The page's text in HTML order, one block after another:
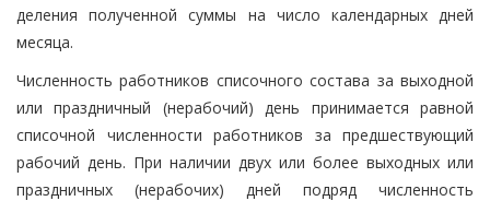
деления полученной суммы на число календарных дней
месяца.
Численность работников списочного состава за выходной
или праздничный (нерабочий) день принимается равной
списочной численности работников за предшествующий
рабочий день. При наличии двух или более выходных или
праздничных (нерабочих) дней подряд численность